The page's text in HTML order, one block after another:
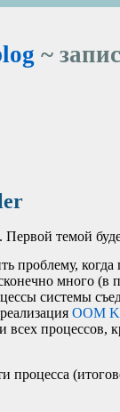
~
темой
проблему, когда
много (в
системы
OOM
всех процессов,
процесса